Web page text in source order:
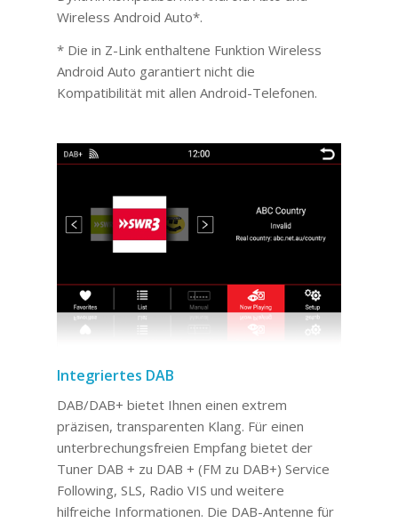
Wireless Android Auto*.
* Die in Z-Link enthaltene Funktion Wireless
Android Auto garantiert nicht die
Kompatibilität mit allen Android-Telefonen.
Integriertes DAB
DAB/DAB+ bietet Ihnen einen extrem
präzisen, transparenten Klang. Für einen
unterbrechungsfreien Empfang bietet der
Tuner DAB + zu DAB + (FM zu DAB+) Service
Following, SLS, Radio VIS und weitere
hilfreiche Informationen. Die DAB-Antenne für